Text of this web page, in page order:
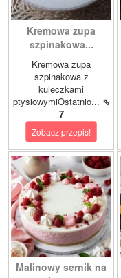
Kremowa zupa
szpinakowa...
Kremowa zupa
szpinakowa z
kuleczkami
ptysiowymiOstatnio... ⇖
7
Zobacz przepis!
Malinowy sernik na